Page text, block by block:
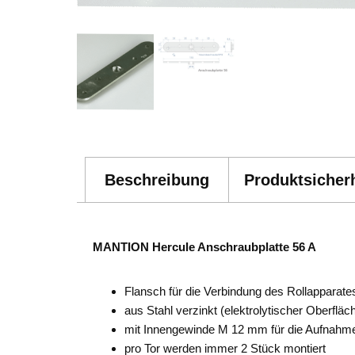
Beschreibung
MANTION Hercule Anschraubplatte 56 A
Flansch für die Verbindung des
aus Stahl verzinkt (elektrolytischer
mit Innengewinde M 12 mm für die
pro Tor werden immer 2 Stück montiert